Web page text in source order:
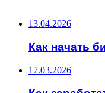
13.04.2026
Как начать
17.03.2026